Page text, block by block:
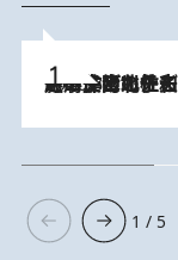
2026.8.3
《「文士の子ども被害者の会」発足！》阿川佐和子（72）が語る遠藤周作に北杜夫、劇作家・矢代静一の子どもたちの“文豪プライベート事件簿”
1 / 5